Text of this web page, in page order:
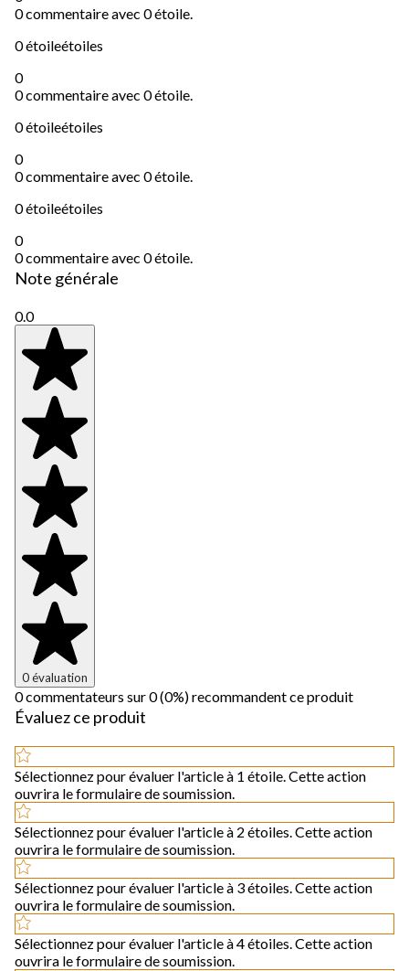
0 commentaire avec 0 étoile.
0 étoileétoiles
0
0 commentaire avec 0 étoile.
0 étoileétoiles
0
0 commentaire avec 0 étoile.
0 étoileétoiles
0
0 commentaire avec 0 étoile.
Note générale
0.0
0 évaluation
0 commentateurs sur 0 (0%) recommandent ce produit
Évaluez ce produit
Sélectionnez pour évaluer l'article à 1 étoile. Cette action
ouvrira le formulaire de soumission.
Sélectionnez pour évaluer l'article à 2 étoiles. Cette action
ouvrira le formulaire de soumission.
Sélectionnez pour évaluer l'article à 3 étoiles. Cette action
ouvrira le formulaire de soumission.
Sélectionnez pour évaluer l'article à 4 étoiles. Cette action
ouvrira le formulaire de soumission.